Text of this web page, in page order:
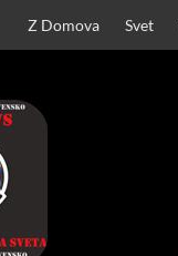
Z Domova Svet